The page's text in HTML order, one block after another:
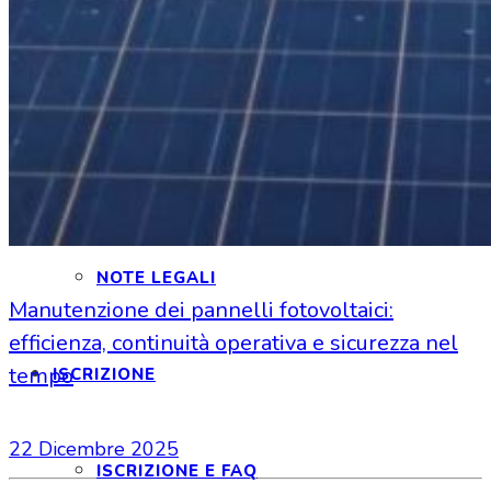
NEWSLETTER
RASSEGNA STAMPA
NOTE LEGALI
ISCRIZIONE
ISCRIZIONE E FAQ
Manutenzione dei pannelli fotovoltaici:
efficienza, continuità operativa e sicurezza nel
tempo
22 Dicembre 2025